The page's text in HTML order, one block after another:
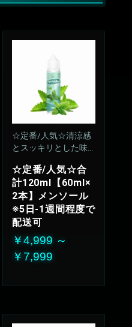
☆定番/人気☆清涼感
とスッキリとした味
来ない安定のリフレ
ッシュ感
50%VG：50%PG
☆定番/人気☆合
計120ml【60ml×
2本】メンソール
※5日-1週間程度で
配送可
￥4,999 ～
￥7,999